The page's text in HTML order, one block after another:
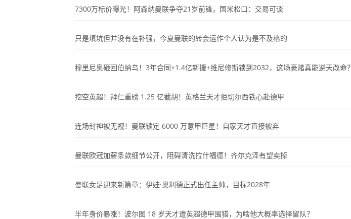
7300万标价曝光！阿森纳曼联争夺21岁前锋，国米松口：交易可谈
只是填坑但并没有在补强，今夏曼联的转会运作个人认为是不及格的
穆里尼奥砸回伯纳乌！3年合同+1.4亿新援+维尼修斯锁到2032，这场豪赌真能逆天改命？
挖空英超！拜仁重磅 1.25 亿截胡！英格兰天才拒切尔西铁心赴德甲
连场封神被无视！曼联锁定 6000 万意甲巨星！自家天才直接被弃
曼联欧冠加薪条款细节公开，阻碍清洗拉什福德！齐尔克泽有望卖掉
曼联女足迎来新篇章：伊娃·奥利德正式出任主帅，目标2028年
半年身价暴涨！波尔图 18 岁天才遭英超德甲围猎，为啥他大概率选择留队？